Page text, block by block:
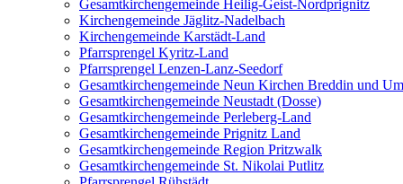
Gesamtkirchengemeinde Heilig-Geist-Nordprignitz
Kirchengemeinde Jäglitz-Nadelbach
Kirchengemeinde Karstädt-Land
Pfarrsprengel Kyritz-Land
Pfarrsprengel Lenzen-Lanz-Seedorf
Gesamtkirchengemeinde Neun Kirchen Breddin und
Gesamtkirchengemeinde Neustadt (Dosse)
Gesamtkirchengemeinde Perleberg-Land
Gesamtkirchengemeinde Prignitz Land
Gesamtkirchengemeinde Region Pritzwalk
Gesamtkirchengemeinde St. Nikolai Putlitz